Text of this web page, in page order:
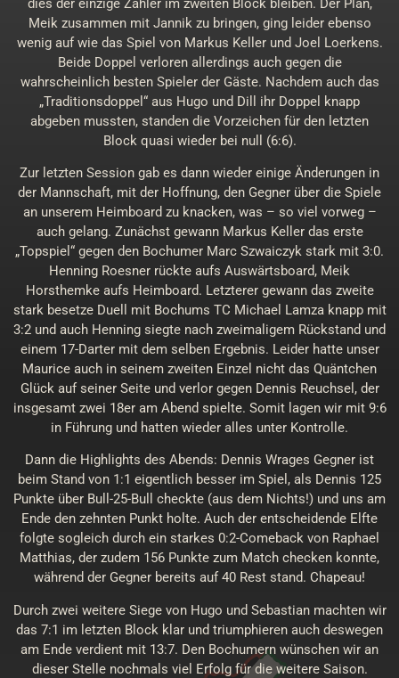
dies der einzige Zähler im zweiten Block bleiben. Der Plan,
Meik zusammen mit Jannik zu bringen, ging leider ebenso
wenig auf wie das Spiel von Markus Keller und Joel Loerkens.
Beide Doppel verloren allerdings auch gegen die
wahrscheinlich besten Spieler der Gäste. Nachdem auch das
„Traditionsdoppel“ aus Hugo und Dill ihr Doppel knapp
abgeben mussten, standen die Vorzeichen für den letzten
Block quasi wieder bei null (6:6).
Zur letzten Session gab es dann wieder einige Änderungen in
der Mannschaft, mit der Hoffnung, den Gegner über die Spiele
an unserem Heimboard zu knacken, was – so viel vorweg –
auch gelang. Zunächst gewann Markus Keller das erste
„Topspiel“ gegen den Bochumer Marc Szwaiczyk stark mit 3:0.
Henning Roesner rückte aufs Auswärtsboard, Meik
Horsthemke aufs Heimboard. Letzterer gewann das zweite
stark besetze Duell mit Bochums TC Michael Lamza knapp mit
3:2 und auch Henning siegte nach zweimaligem Rückstand und
einem 17-Darter mit dem selben Ergebnis. Leider hatte unser
Maurice auch in seinem zweiten Einzel nicht das Quäntchen
Glück auf seiner Seite und verlor gegen Dennis Reuchsel, der
insgesamt zwei 18er am Abend spielte. Somit lagen wir mit 9:6
in Führung und hatten wieder alles unter Kontrolle.
Dann die Highlights des Abends: Dennis Wrages Gegner ist
beim Stand von 1:1 eigentlich besser im Spiel, als Dennis 125
Punkte über Bull-25-Bull checkte (aus dem Nichts!) und uns am
Ende den zehnten Punkt holte. Auch der entscheidende Elfte
folgte sogleich durch ein starkes 0:2-Comeback von Raphael
Matthias, der zudem 156 Punkte zum Match checken konnte,
während der Gegner bereits auf 40 Rest stand. Chapeau!
Durch zwei weitere Siege von Hugo und Sebastian machten wir
das 7:1 im letzten Block klar und triumphieren auch deswegen
am Ende verdient mit 13:7. Den Bochumern wünschen wir an
dieser Stelle nochmals viel Erfolg für die weitere Saison.